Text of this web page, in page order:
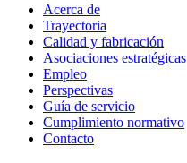
Acerca de
Trayectoria
Calidad y fabricación
Asociaciones estratégicas
Empleo
Perspectivas
Guía de servicio
Cumplimiento normativo
Contacto